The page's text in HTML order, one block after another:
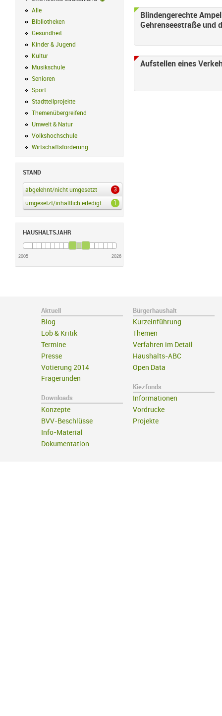
Alle
Bibliotheken Bibliotheken Filter anwenden
Gesundheit
Kinder & Jugend
Kinder & Jugend Filter anwenden
Kultur
Musikschule Musikschule Filter anwenden
Senioren
Sport
Stadtteilprojekte
Themenübergreifend
Umwelt & Natur
Volkshochschule
Wirtschaftsförderung
STAND
abgelehnt/nicht umgesetzt 3
abgelehnt/nicht umgesetzt Filter anwenden
umgesetzt/inhaltlich erledigt
1
umgesetzt/inhaltlich erledigt Filter anwenden
HAUSHALTSJAHR
2005 2026
Blindengerechte
Gehrenseestraße und
Aufstellen eines
Aktuell
Blog
Lob & Kritik
Termine
Presse
Votierung 2014
Fragerunden
Downloads
Konzepte
BVV-Beschlüsse
Info-Material
Dokumentation
Bürgerhaushalt
Kurzeinführung
Themen
Verfahren im Detail
Haushalts-ABC
Open Data
Kiezfonds
Informationen
Vordrucke
Projekte